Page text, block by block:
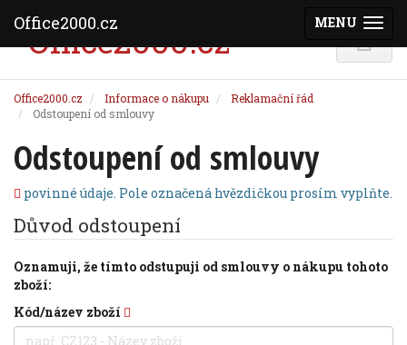
Office2000.cz Informace o nákupu
Reklamační řád
Odstoupení od smlouvy
Odstoupení od smlouvy
povinné údaje. Pole označená hvězdičkou prosím vyplňte.
Důvod odstoupení
Oznamuji, že tímto odstupuji od smlouvy o nákupu tohoto
zboží:
Kód/název zboží
MENU
Office2000.cz